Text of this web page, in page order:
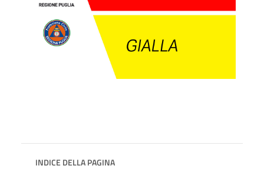
INDICE DELLA PAGINA